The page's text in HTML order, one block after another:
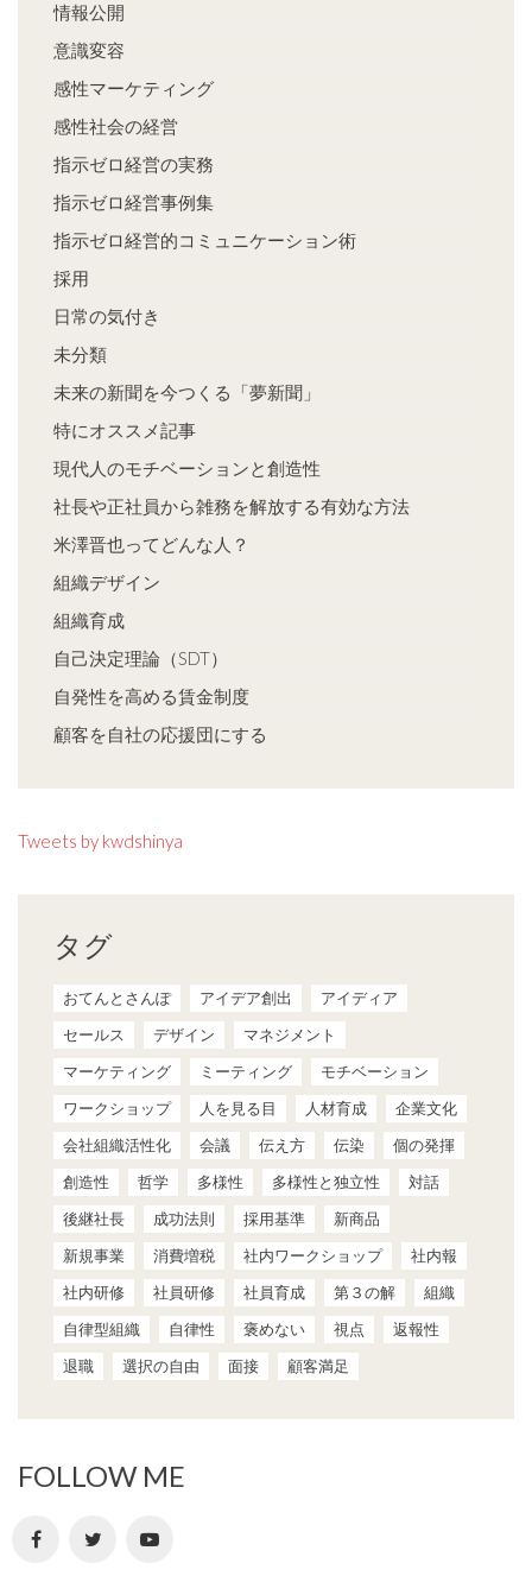
情報公開
意識変容
感性マーケティング
感性社会の経営
指示ゼロ経営の実務
指示ゼロ経営事例集
指示ゼロ経営的コミュニケーション術
採用
日常の気付き
未分類
未来の新聞を今つくる「夢新聞」
特にオススメ記事
現代人のモチベーションと創造性
社長や正社員から雑務を解放する有効な方法
米澤晋也ってどんな人？
組織デザイン
組織育成
自己決定理論（SDT）
自発性を高める賃金制度
顧客を自社の応援団にする
Tweets by kwdshinya
タグ
おてんとさんぽ アイデア創出
アイディア
セールス
デザイン
マネジメント
マーケティング
ミーティング
モチベーション
ワークショップ
人を見る目 人材育成
企業文化
会社組織活性化
会議 伝え方 伝染
個の発揮
創造性
哲学 多様性 多様性と独立性
対話
後継社長
成功法則 採用基準
新商品
新規事業
消費増税 社内ワークショップ
社内報
社内研修
社員研修 社員育成 第３の解
組織
自律型組織
自律性 褒めない 視点
返報性
退職
選択の自由 面接 顧客満足
FOLLOW ME